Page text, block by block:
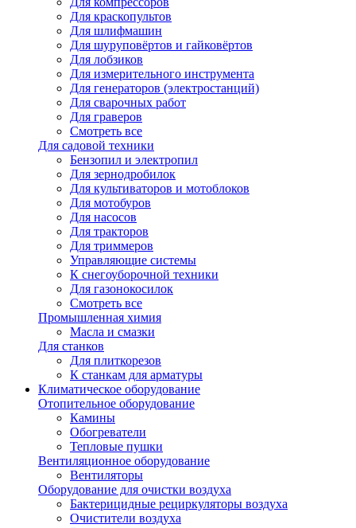
Для краскопультов
Для шлифмашин
Для шуруповёртов и гайковёртов
Для лобзиков
Для измерительного инструмента
Для генераторов (электростанций)
Для сварочных работ
Для граверов
Смотреть все
Для садовой техники
Бензопил и электропил
Для зернодробилок
Для культиваторов и мотоблоков
Для мотобуров
Для насосов
Для тракторов
Для триммеров
Управляющие системы
К снегоуборочной техники
Для газонокосилок
Смотреть все
Промышленная химия
Масла и смазки
Для станков
Для плиткорезов
К станкам для арматуры
Климатическое оборудование
Отопительное оборудование
Камины
Обогреватели
Тепловые пушки
Вентиляционное оборудование
Вентиляторы
Оборудование для очистки воздуха
Бактерицидные рециркуляторы воздуха
Очистители воздуха